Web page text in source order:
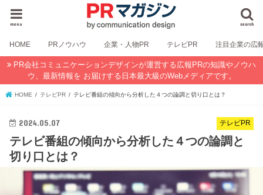
search
menu
HOME PRノウハウ 企業・人物PR テレビPR 注目企業の広
PR会社コミュニケーションデザインが運営する広報PRの知識やノウハ
ウ、最新情報を お届けする日本最大級のWebメディアです。
HOME テレビPR テレビ番組の傾向から分析した４つの論調と切り口とは？
テレビPR
2024.05.07
テレビ番組の傾向から分析した４つの論調と
切り口とは？